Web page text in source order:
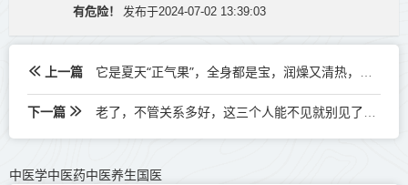
有危险！
发布于2024-07-02 13:39:03
上一篇 它是夏天“正气果”，全身都是宝，润燥又清热，就现在有~
下一篇 老了，不管关系多好，这三个人能不见就别见了，代价太大
中医学中医药中医养生国医